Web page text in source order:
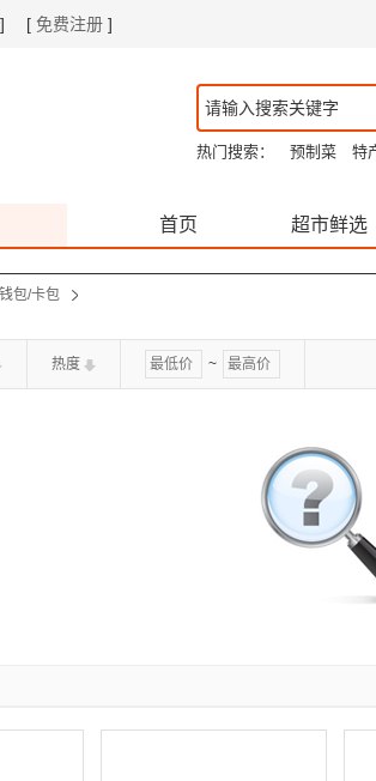
] [ 免费注册 ]
热门搜索： 预制菜 特
首页 超市鲜选
钱包/卡包
热度 ~